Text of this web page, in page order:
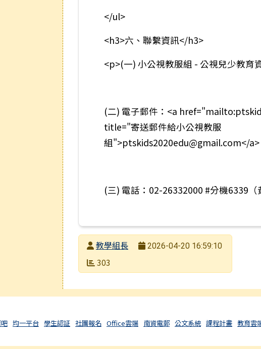
</ul>
<h3>六、聯繫資訊</h3>
<p>(一) 小公視教服組 - 公視兒少教育
(二) 電子郵件：<a
title="寄送郵件給小公視教服
組">ptskids2020edu@gmail.com</a>
(三) 電話：02-26332000 #分機6339
發布者教學組長
發布日期
2026-04-20 16:59:10
瀏覽次數
303
均一平台 學生認証 社團報名 Office雲端 南資電郵 公文系統 課程計畫 教育雲